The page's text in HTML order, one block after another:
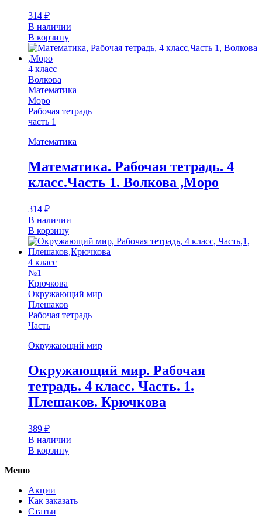
314 ₽
В наличии
В корзину
4 класс
Волкова
Математика
Моро
Рабочая тетрадь
часть 1
Математика
Математика. Рабочая тетрадь. 4
класс.Часть 1. Волкова ,Моро
314 ₽
В наличии
В корзину
4 класс
№1
Крючкова
Окружающий мир
Плешаков
Рабочая тетрадь
Часть
Окружающий мир
Окружающий мир. Рабочая
тетрадь. 4 класс. Часть. 1.
Плешаков. Крючкова
389 ₽
В наличии
В корзину
Меню
Акции
Как заказать
Статьи